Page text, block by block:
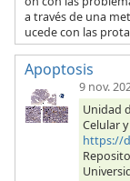
a través de una
ucede con las
Apoptosis
9 nov.
Unidad
Celular
https://